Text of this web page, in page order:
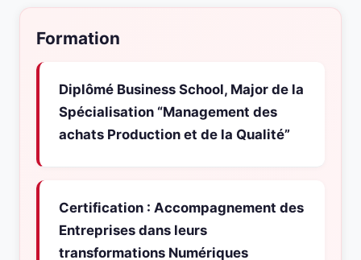
Formation
Diplômé Business School, Major de la
Spécialisation “Management des
achats Production et de la Qualité”
Certification : Accompagnement des
Entreprises dans leurs
transformations Numériques